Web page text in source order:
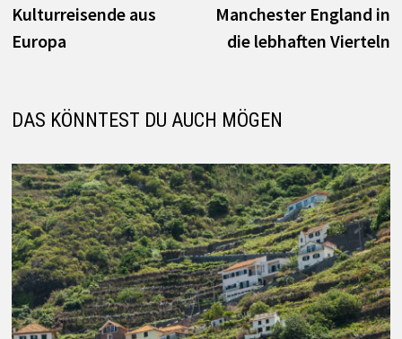
Kulturreisende aus
Europa
Manchester England in
die lebhaften Vierteln
DAS KÖNNTEST DU AUCH MÖGEN